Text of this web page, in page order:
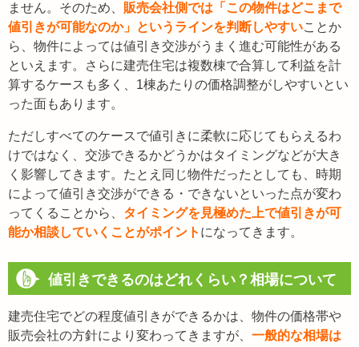
ません。そのため、 販売会社側では「この物件はどこまで
値引きが可能なのか」というラインを判断しやすいことか
ら、物件によっては値引き交渉がうまく進む可能性がある
といえます。さらに建売住宅は複数棟で合算して利益を計
算するケースも多く、1棟あたりの価格調整がしやすいとい
った面もあります。
ただしすべてのケースで値引きに柔軟に応じてもらえるわ
けではなく、交渉できるかどうかはタイミングなどが大き
く影響してきます。たとえ同じ物件だったとしても、時期
によって値引き交渉ができる・できないといった点が変わ
ってくることから、 タイミングを見極めた上で値引きが可
能か相談していくことがポイント になってきます。
値引きできるのはどれくらい？相場について
建売住宅でどの程度値引きができるかは、物件の価格帯や
販売会社の方針により変わってきますが、 一般的な相場は